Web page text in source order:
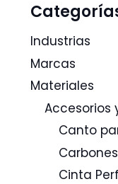
Industrias
Marcas
Materiales
Accesorios
Canto
Cinta